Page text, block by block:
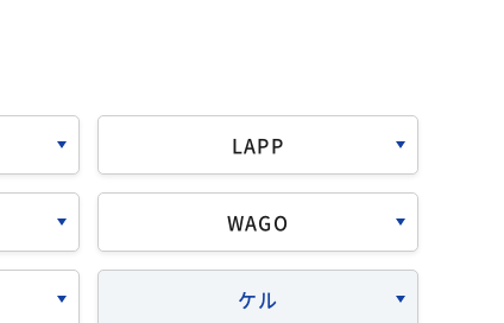
LAPP
WAGO
ケル